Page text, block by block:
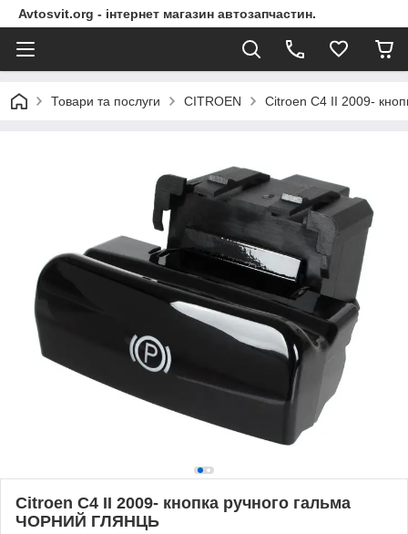
Avtosvit.org - інтернет магазин автозапчастин.
Товари та послуги CITROEN Citroen C4 II 2009-
Citroen C4 II 2009- кнопка ручного гальма
ЧОРНИЙ ГЛЯНЦЬ